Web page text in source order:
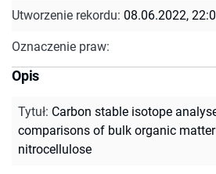
Utworzenie rekordu: 08.06.2022,
Oznaczenie praw:
Opis
Tytuł: Carbon stable isotope
comparisons of bulk organic
nitrocellulose